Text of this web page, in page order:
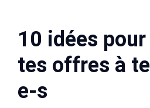
10 idées
tes offres à
e-s